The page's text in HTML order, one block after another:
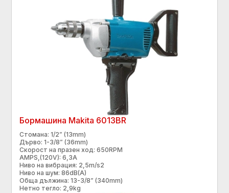
Бормашина Makita 6013ВR
Стомана: 1/2” (13mm)
Дърво: 1-3/8” (36mm)
Скорост на празен ход: 650RPM
AMPS,(120V): 6,3A
Ниво на вибрация: 2,5m/s2
Ниво на шум: 86dB(A)
Обща дължина: 13-3/8” (340mm)
Нетно тегло: 2,9kg